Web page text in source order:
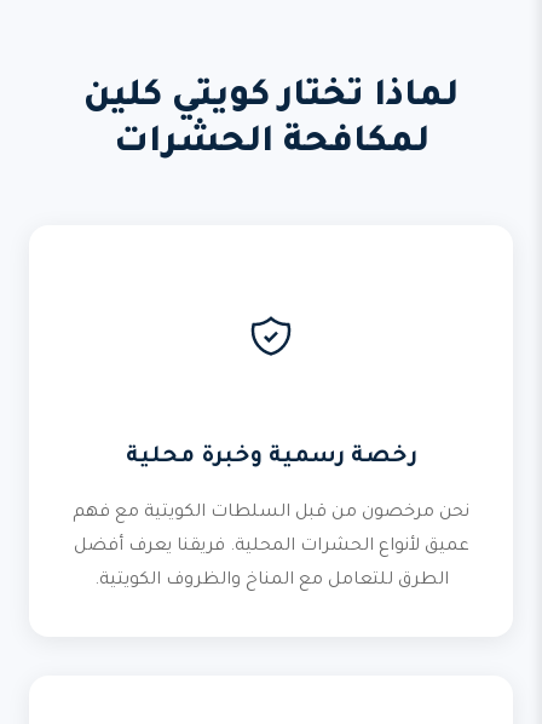
لماذا تختار كويتي كلين
لمكافحة الحشرات
رخصة رسمية وخبرة محلية
نحن مرخصون من قبل السلطات الكويتية مع فهم
عميق لأنواع الحشرات المحلية. فريقنا يعرف أفضل
الطرق للتعامل مع المناخ والظروف الكويتية.